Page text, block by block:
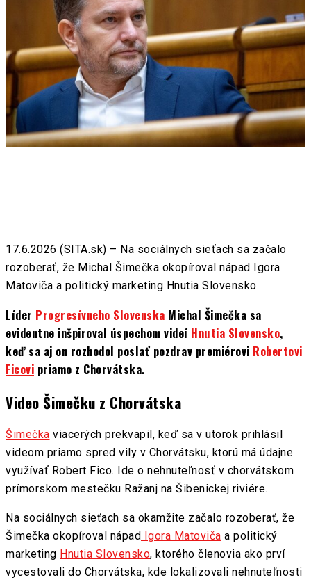
17.6.2026 (SITA.sk) – Na sociálnych sieťach sa začalo
rozoberať, že Michal Šimečka okopíroval nápad Igora
Matoviča a politický marketing Hnutia Slovensko.
Líder Progresívneho Slovenska Michal Šimečka sa
evidentne inšpiroval úspechom videí Hnutia Slovensko,
keď sa aj on rozhodol poslať pozdrav premiérovi Robertovi
Ficovi priamo z Chorvátska.
Video Šimečku z Chorvátska
Šimečka viacerých prekvapil, keď sa v utorok prihlásil
videom priamo spred vily v Chorvátsku, ktorú má údajne
využívať Robert Fico. Ide o nehnuteľnosť v chorvátskom
prímorskom mestečku Ražanj na Šibenickej riviére.
Na sociálnych sieťach sa okamžite začalo rozoberať, že
Šimečka okopíroval nápad
Igora Matoviča a politický
marketing Hnutia Slovensko, ktorého členovia ako prví
vycestovali do Chorvátska, kde lokalizovali nehnuteľnosti